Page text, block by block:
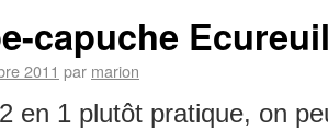
capuche
2011 par marion
en 1 plutôt pratique, on